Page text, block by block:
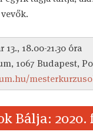
13., 18.00-21.30 óra
1067 Budapest,
Bálja: 2020.